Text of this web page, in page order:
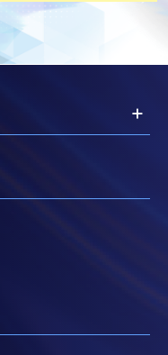
在線服務的平台。雖然
正確和合時，但本學院
的保證。本學院尤其不
病毒等。
原因包括：（1）由
處理付款的信用卡、付
從付款的網關傳送而
款的網關相關的原
動、任何非法行為等。